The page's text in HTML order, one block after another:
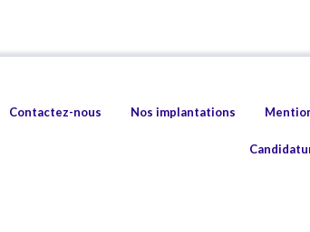
Contactez-nous Nos implantations